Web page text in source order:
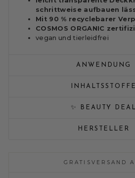
schrittweise aufbauen
Mit 90 % recyclebarer
COSMOS ORGANIC
vegan und tierleidfrei
ANWENDUNG
INHALTSSTOFFE
✨ BEAUTY DEAL
HERSTELLER
GRATISVERSAND